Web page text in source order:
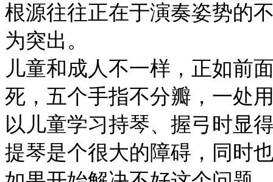
根源往往正在于演奏姿势的
为突出。
儿童和成人不一样，正如前
死，五个手指不分瓣，一处
以儿童学习持琴、握弓时显
提琴是个很大的障碍，同时